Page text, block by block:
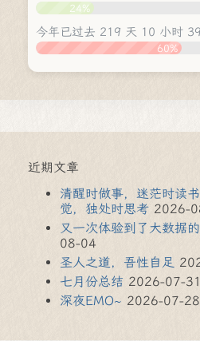
24%
今年已过去 219 天 10 小时
60%
近期文章
清醒时做事，迷茫时读
觉，独处时思考 2026-
又一次体验到了大数据
08-04
圣人之道，吾性自足
七月份总结 2026-07-31
深夜EMO~ 2026-07-28